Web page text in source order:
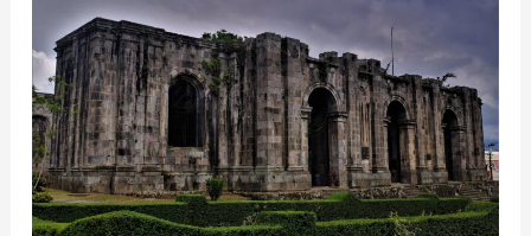
productos
naturales